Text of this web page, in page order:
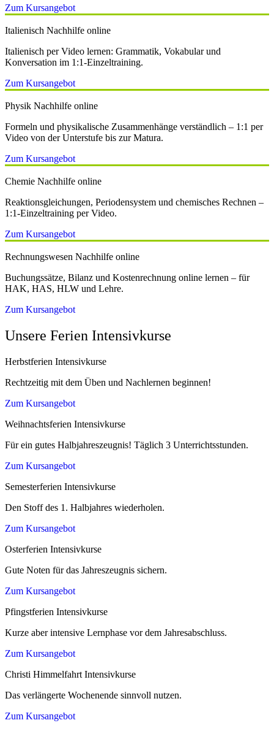
Zum Kursangebot
Italienisch Nachhilfe online
Italienisch per Video lernen: Grammatik, Vokabular und
Konversation im 1:1-Einzeltraining.
Zum Kursangebot
Physik Nachhilfe online
Formeln und physikalische Zusammenhänge verständlich – 1:1 per
Video von der Unterstufe bis zur Matura.
Zum Kursangebot
Chemie Nachhilfe online
Reaktionsgleichungen, Periodensystem und chemisches Rechnen –
1:1-Einzeltraining per Video.
Zum Kursangebot
Rechnungswesen Nachhilfe online
Buchungssätze, Bilanz und Kostenrechnung online lernen – für
HAK, HAS, HLW und Lehre.
Zum Kursangebot
Unsere Ferien Intensivkurse
Herbstferien Intensivkurse
Rechtzeitig mit dem Üben und Nachlernen beginnen!
Zum Kursangebot
Weihnachtsferien Intensivkurse
Für ein gutes Halbjahreszeugnis! Täglich 3 Unterrichtsstunden.
Zum Kursangebot
Semesterferien Intensivkurse
Den Stoff des 1. Halbjahres wiederholen.
Zum Kursangebot
Osterferien Intensivkurse
Gute Noten für das Jahreszeugnis sichern.
Zum Kursangebot
Pfingstferien Intensivkurse
Kurze aber intensive Lernphase vor dem Jahresabschluss.
Zum Kursangebot
Christi Himmelfahrt Intensivkurse
Das verlängerte Wochenende sinnvoll nutzen.
Zum Kursangebot